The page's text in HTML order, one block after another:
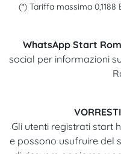
(*) Tariffa massima
WhatsApp Start
social per informazioni
Gli utenti registrati start
e possono usufruire del